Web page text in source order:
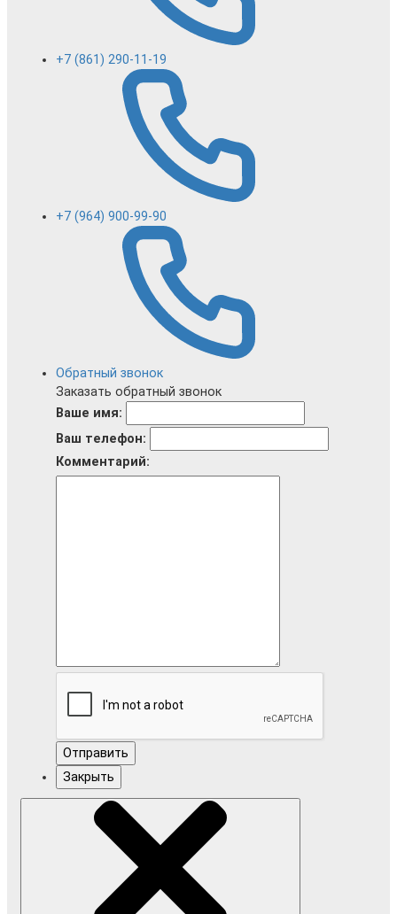
+7 (861) 290-11-19
+7 (964) 900-99-90
Обратный звонок
Заказать обратный звонок
Ваше имя:
Ваш телефон:
Комментарий:
Отправить
Закрыть